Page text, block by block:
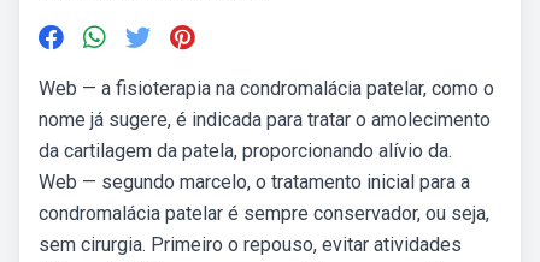
Web — a fisioterapia na condromalácia patelar, como o
nome já sugere, é indicada para tratar o amolecimento
da cartilagem da patela, proporcionando alívio da.
Web — segundo marcelo, o tratamento inicial para a
condromalácia patelar é sempre conservador, ou seja,
sem cirurgia. Primeiro o repouso, evitar atividades